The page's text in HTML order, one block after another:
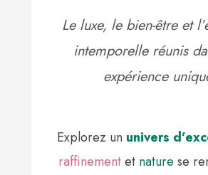
Le luxe, le bien-être et
intemporelle réunis
expérience
Explorez un univers
raffinementet nature se